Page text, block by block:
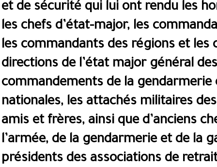
et de sécurité qui lui ont rendu les
les chefs d’état-major, les
les commandants des régions et les
directions de l’état major général
commandements de la gendarmerie
nationales, les attachés militaires
amis et frères, ainsi que d’anciens
l’armée, de la gendarmerie et de la
présidents des associations de